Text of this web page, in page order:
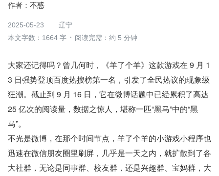
作者： 不惑
2025-05-23
辽宁
本文字数：1664 字
阅读完需：约 5 分钟
大家还记得吗？曾几何时，《羊了个羊》这款游戏在 9 月 1
3 日强势登顶百度热搜榜第一名，引发了全民热议的现象级
狂潮。截止到 9 月 16 日，它在微博话题中已经累积了高达
25 亿次的阅读量，数据之惊人，堪称一匹“黑马”中的“黑
马”。
不光是微博，在那个时间节点，羊了个羊的小游戏小程序也
迅速在微信朋友圈里刷屏，几乎是一天之内，就扩散到了各
大社群，无论是同事群、校友群，还是兴趣群、宝妈群，大